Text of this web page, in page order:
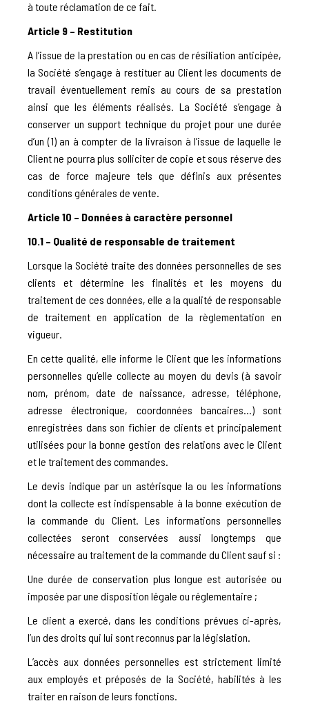
à toute réclamation de ce fait.
Article 9 – Restitution
A l’issue de la prestation ou en cas de résiliation anticipée,
la Société s’engage à restituer au Client les documents de
travail éventuellement remis au cours de sa prestation
ainsi que les éléments réalisés. La Société s’engage à
conserver un support technique du projet pour une durée
d’un (1) an à compter de la livraison à l’issue de laquelle le
Client ne pourra plus solliciter de copie et sous réserve des
cas de force majeure tels que définis aux présentes
conditions générales de vente.
Article 10 – Données à caractère personnel
10.1 – Qualité de responsable de traitement
Lorsque la Société traite des données personnelles de ses
clients et détermine les finalités et les moyens du
traitement de ces données, elle a la qualité de responsable
de traitement en application de la règlementation en
vigueur.
En cette qualité, elle informe le Client que les informations
personnelles qu’elle collecte au moyen du devis (à savoir
nom, prénom, date de naissance, adresse, téléphone,
adresse électronique, coordonnées bancaires…) sont
enregistrées dans son fichier de clients et principalement
utilisées pour la bonne gestion des relations avec le Client
et le traitement des commandes.
Le devis indique par un astérisque la ou les informations
dont la collecte est indispensable à la bonne exécution de
la commande du Client. Les informations personnelles
collectées seront conservées aussi longtemps que
nécessaire au traitement de la commande du Client sauf si :
Une durée de conservation plus longue est autorisée ou
imposée par une disposition légale ou réglementaire ;
Le client a exercé, dans les conditions prévues ci-après,
l’un des droits qui lui sont reconnus par la législation.
L’accès aux données personnelles est strictement limité
aux employés et préposés de la Société, habilités à les
traiter en raison de leurs fonctions.